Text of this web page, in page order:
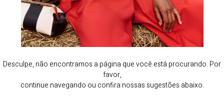
Desculpe, não encontramos a página que você está procurando. Por
favor,
continue navegando ou confira nossas sugestões abaixo.